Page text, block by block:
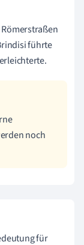
führte
noch
für